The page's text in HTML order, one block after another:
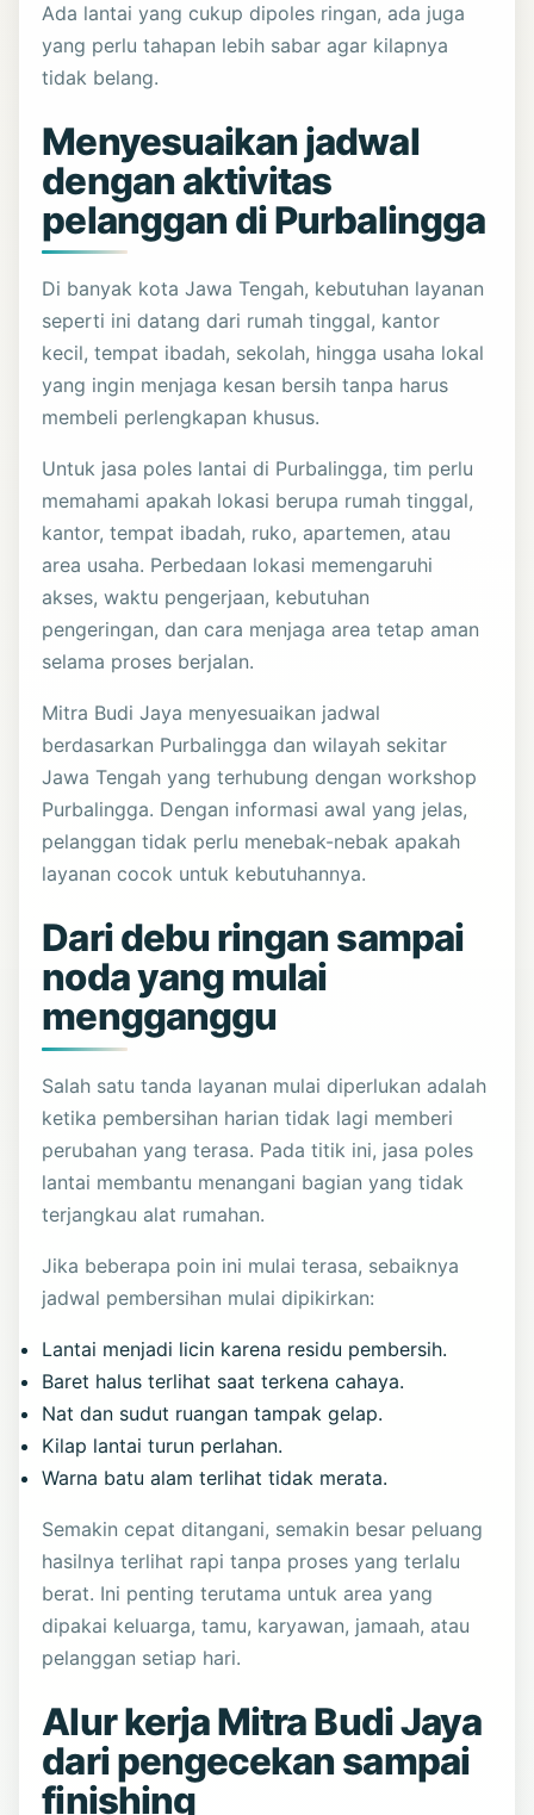
Ada lantai yang cukup dipoles ringan, ada juga
yang perlu tahapan lebih sabar agar kilapnya
tidak belang.
Menyesuaikan jadwal
dengan aktivitas
pelanggan di Purbalingga
Di banyak kota Jawa Tengah, kebutuhan layanan
seperti ini datang dari rumah tinggal, kantor
kecil, tempat ibadah, sekolah, hingga usaha lokal
yang ingin menjaga kesan bersih tanpa harus
membeli perlengkapan khusus.
Untuk jasa poles lantai di Purbalingga, tim perlu
memahami apakah lokasi berupa rumah tinggal,
kantor, tempat ibadah, ruko, apartemen, atau
area usaha. Perbedaan lokasi memengaruhi
akses, waktu pengerjaan, kebutuhan
pengeringan, dan cara menjaga area tetap aman
selama proses berjalan.
Mitra Budi Jaya menyesuaikan jadwal
berdasarkan Purbalingga dan wilayah sekitar
Jawa Tengah yang terhubung dengan workshop
Purbalingga. Dengan informasi awal yang jelas,
pelanggan tidak perlu menebak-nebak apakah
layanan cocok untuk kebutuhannya.
Dari debu ringan sampai
noda yang mulai
mengganggu
Salah satu tanda layanan mulai diperlukan adalah
ketika pembersihan harian tidak lagi memberi
perubahan yang terasa. Pada titik ini, jasa poles
lantai membantu menangani bagian yang tidak
terjangkau alat rumahan.
Jika beberapa poin ini mulai terasa, sebaiknya
jadwal pembersihan mulai dipikirkan:
Lantai menjadi licin karena residu pembersih.
Baret halus terlihat saat terkena cahaya.
Nat dan sudut ruangan tampak gelap.
Kilap lantai turun perlahan.
Warna batu alam terlihat tidak merata.
Semakin cepat ditangani, semakin besar peluang
hasilnya terlihat rapi tanpa proses yang terlalu
berat. Ini penting terutama untuk area yang
dipakai keluarga, tamu, karyawan, jamaah, atau
pelanggan setiap hari.
Alur kerja Mitra Budi Jaya
dari pengecekan sampai
finishing